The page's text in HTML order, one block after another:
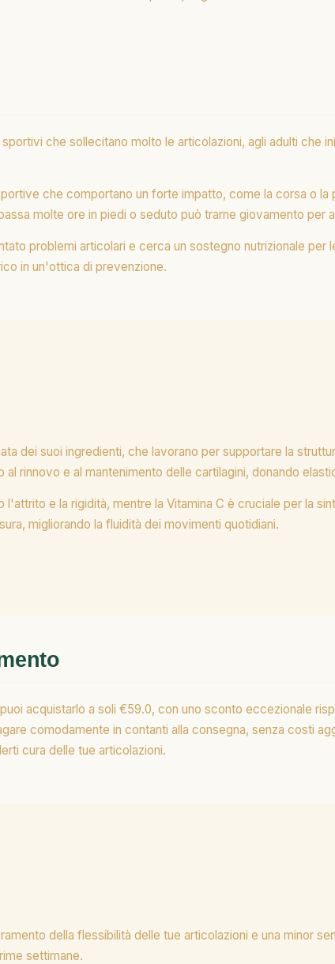
che sollecitano molto le articolazioni, agli adulti che
che comportano un forte impatto, come la corsa o
molte ore in piedi o seduto può trarne giovamento per
problemi articolari e cerca un sostegno nutrizionale
in un'ottica di prevenzione.
dei suoi ingredienti, che lavorano per supportare la
rinnovo e al mantenimento delle cartilagini, donando
e la rigidità, mentre la Vitamina C è cruciale per la
migliorando la fluidità dei movimenti quotidiani.
acquistarlo a soli €59.0, con uno sconto eccezionale
comodamente in contanti alla consegna, senza costi
cura delle tue articolazioni.
della flessibilità delle tue articolazioni e una minor
settimane.